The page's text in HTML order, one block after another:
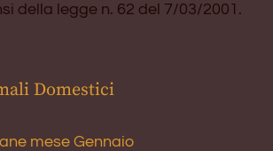
della legge n. 62 del 7/03/2001.
Domestici
mese Gennaio